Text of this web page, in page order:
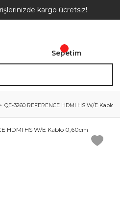
kargo ücretsiz!
Sepetim
QE-3260 REFERENCE HDMI HS W/E Kablo